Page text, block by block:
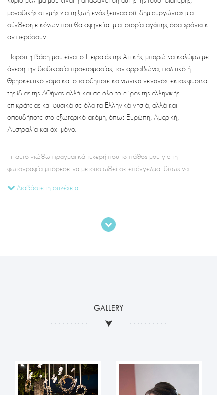
μοναδικής στιγμής για τη ζωή ενός ζευγαριού, δημιουργώντας μια
σύνθεση εικόνων που θα αφηγείται μια ιστορία αγάπης, όσα χρόνια κι
αν περάσουν.
Παρότι η βάση μου είναι ο Πειραιάς της Αττικής, μπορώ να καλύψω με
άνεση την διαδικασία προετοιμασίας, τον αρραβώνα, πολιτικό ή
θρησκευτικό γάμο και οποιοδήποτε κοινωνικό γεγονός, εκτός φυσικά
της ίδιας της Aθήνας αλλά και σε όλο το εύρος της ελληνικής
επικράτειας και φυσικά σε όλα τα Ελληνικά νησιά, αλλά και
οπουδήποτε στο εξωτερικό ακόμη, όπως Ευρώπη, Αμερική,
Αυστραλία και όχι μόνο.
Γι’ αυτό νιώθω πραγματικά τυχερή που το πάθος μου για τη
φωτογραφία μπόρεσε να μετουσιωθεί σε επάγγελμα, δίχως να
κάθε φωτογράφιση γάμου και αρραβώνα είναι ένα μοναδικό
διάρκεια της επαγγελματικής μου πορείας, με τον ίδιο ζήλο και εμμονή
στην επίτευξη του ιδανικού αποτελέσματος. Κάθε γάμος είναι
εξατομικευμένες, έτσι οφείλω να προσαρμόζω τη φωτογράφιση
κατάλληλα, ούτως ώστε να καλύπτονται όλες οι προσδοκίες για αυτή
από επαγγελματική υποχρέωση, είναι μια βαθιά αίσθηση προσωπικής
συμμετοχής στο ίδιο το γεγονός, πάντοτε με διακριτικότητα, σεβασμό
στις επιθυμίες σας, με μόνη μου επιδίωξη τη διατήρηση των στιγμών
Διαβάστε τη συνέχεια
GALLERY